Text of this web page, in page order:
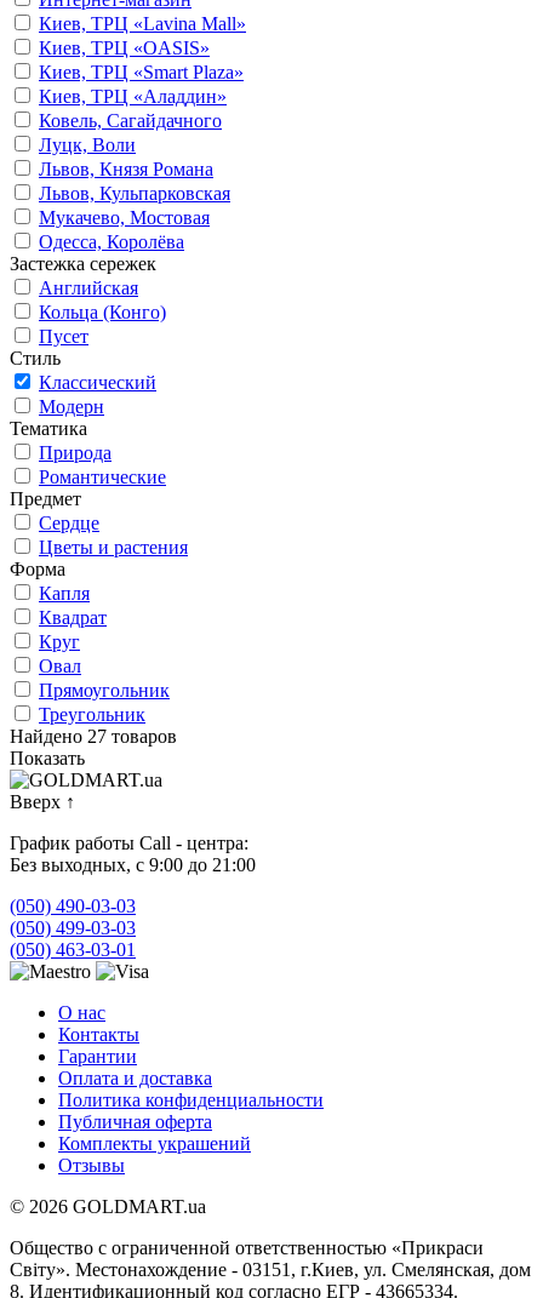
Киев, ТРЦ «Lavina Mall»
Киев, ТРЦ «OASIS»
Киев, ТРЦ «Smart Plaza»
Киев, ТРЦ «Аладдин»
Ковель, Сагайдачного
Луцк, Воли
Львов, Князя Романа
Львов, Кульпарковская
Мукачево, Мостовая
Одесса, Королёва
Застежка сережек
Английская
Кольца (Конго)
Пусет
Стиль
Классический
Модерн
Тематика
Природа
Романтические
Предмет
Сердце
Цветы и растения
Форма
Капля
Квадрат
Круг
Овал
Прямоугольник
Треугольник
Найдено 27 товаров
Показать
Вверх ↑
График работы Call - центра:
Без выходных, с 9:00 до 21:00
(050) 490-03-03
(050) 499-03-03
(050) 463-03-01
О нас
Контакты
Гарантии
Оплата и доставка
Политика конфиденциальности
Публичная оферта
Комплекты украшений
Отзывы
© 2026 GOLDMART.ua
Общество с ограниченной ответственностью «Прикраси
Світу». Местонахождение - 03151, г.Киев, ул. Смелянская, дом
8. Идентификационный код согласно ЕГР - 43665334.